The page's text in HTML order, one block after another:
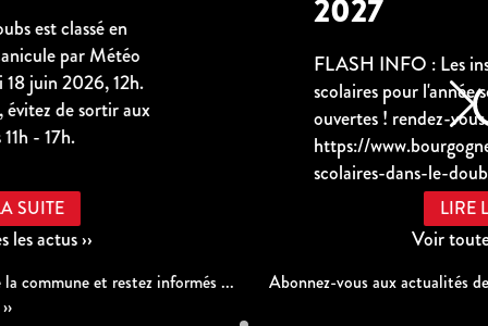
...
FLASH INFO : Les inscriptions aux transports
scolaires pour l'année scolaire 2026 / 2027 sont
ouvertes ! rendez-vous sur le site de la région :
https://www.bourgognefranchecomte.fr/
Abonnez-vous aux actualités de la commune et restez